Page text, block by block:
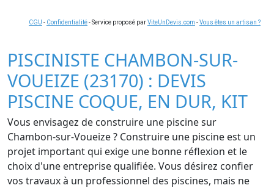
CGU - Confidentialité- Service proposé parViteUnDevis.com -Vous êtes un artisan ?
PISCINISTE CHAMBON-SUR-
VOUEIZE (23170) : DEVIS
PISCINE COQUE, EN DUR, KIT
Vous envisagez de construire une piscine sur
Chambon-sur-Voueize ? Construire une piscine est un
projet important qui exige une bonne réflexion et le
choix d'une entreprise qualifiée. Vous désirez confier
vos travaux à un professionnel des piscines, mais ne